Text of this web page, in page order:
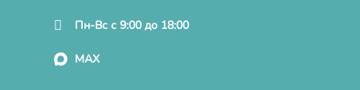
Пн-Вс с 9:00 до 18:00
MAX